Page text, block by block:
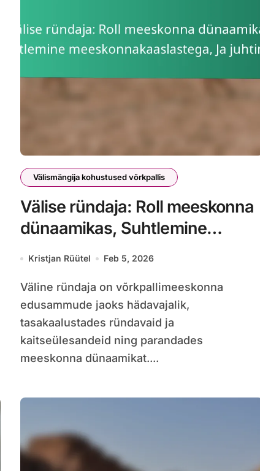
Välismängija kohustused võrkpallis
Välise ründaja: Roll meeskonna
dünaamikas, Suhtlemine
meeskonnakaaslastega, Ja
Kristjan Rüütel Feb 5, 2026
Väline ründaja on võrkpallimeeskonna
edusammude jaoks hädavajalik,
tasakaalustades ründavaid ja
kaitseülesandeid ning parandades
meeskonna dünaamikat....